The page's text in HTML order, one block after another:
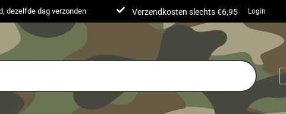
dezelfde dag verzonden Verzendkosten slechts €6,95 Login